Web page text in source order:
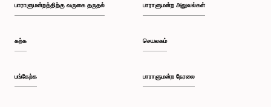
பாராளுமன்றத்திற்கு வருகை தருதல்
கற்க
பங்கேற்க
பாராளுமன்ற அலுவல்கள்
செயலகம்
பாராளுமன்ற நேரலை